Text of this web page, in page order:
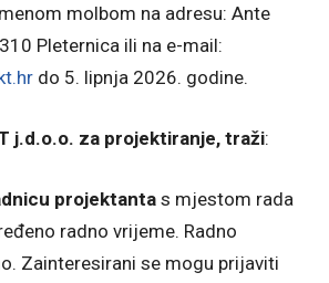
molbom na adresu: Ante
Pleternica ili na e-mail:
do 5. lipnja 2026. godine.
j.d.o.o. za projektiranje, traži:
projektanta s mjestom rada
radno vrijeme. Radno
Zainteresirani se mogu prijaviti